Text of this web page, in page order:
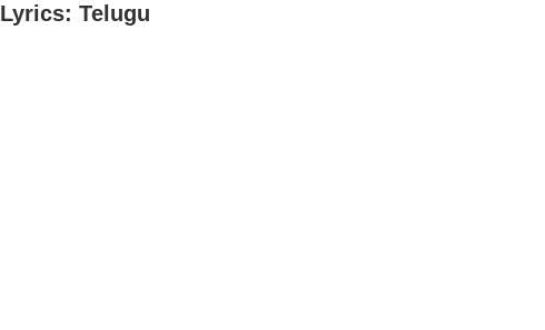
Lyrics: Telugu